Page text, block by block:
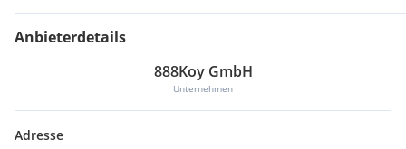
Anbieterdetails
888Koy GmbH
Unternehmen
Adresse